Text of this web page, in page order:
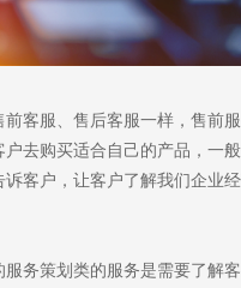
客服、售后客服一样，售前
去购买适合自己的产品，一
客户，让客户了解我们企业
务策划类的服务是需要了解